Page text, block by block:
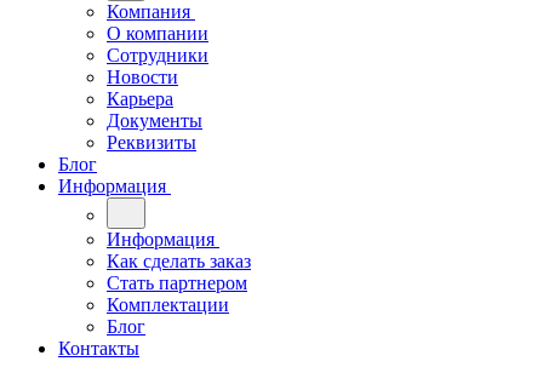
Компания
О компании
Сотрудники
Новости
Карьера
Документы
Реквизиты
Блог
Информация
Информация
Как сделать заказ
Стать партнером
Комплектации
Блог
Контакты